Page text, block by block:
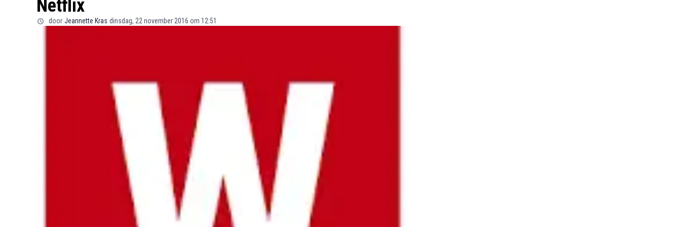
Netflix
door Jeannette Kras dinsdag, 22 november 2016 om 12:51